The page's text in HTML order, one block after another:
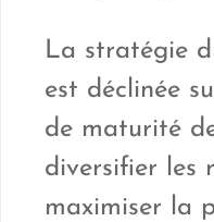
La stratégie
est déclinée
de maturité
diversifier les
maximiser la